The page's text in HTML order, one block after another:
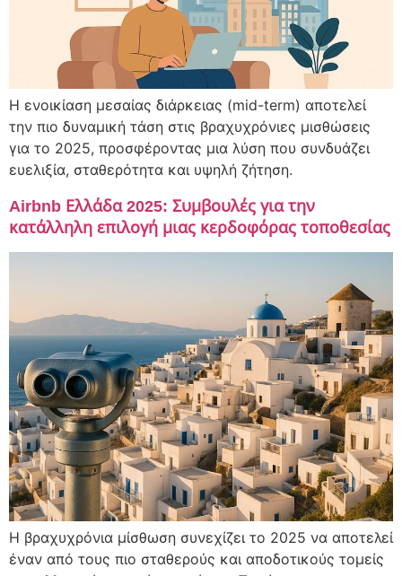
Η ενοικίαση μεσαίας διάρκειας (mid-term) αποτελεί
την πιο δυναμική τάση στις βραχυχρόνιες μισθώσεις
για το 2025, προσφέροντας μια λύση που συνδυάζει
ευελιξία, σταθερότητα και υψηλή ζήτηση.
Airbnb Ελλάδα 2025: Συμβουλές για την
κατάλληλη επιλογή μιας κερδοφόρας τοποθεσίας
Η βραχυχρόνια μίσθωση συνεχίζει το 2025 να αποτελεί
έναν από τους πιο σταθερούς και αποδοτικούς τομείς